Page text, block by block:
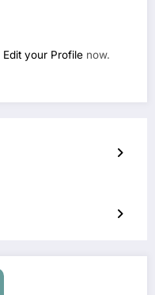
Edit your Profile now.